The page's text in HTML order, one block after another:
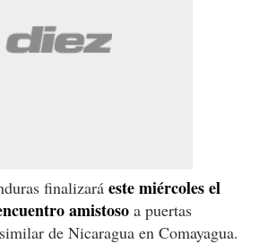
finalizará este miércoles el
amistoso a puertas
de Nicaragua en Comayagua.